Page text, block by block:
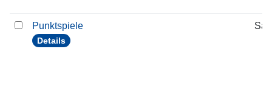
Punktspiele
Details